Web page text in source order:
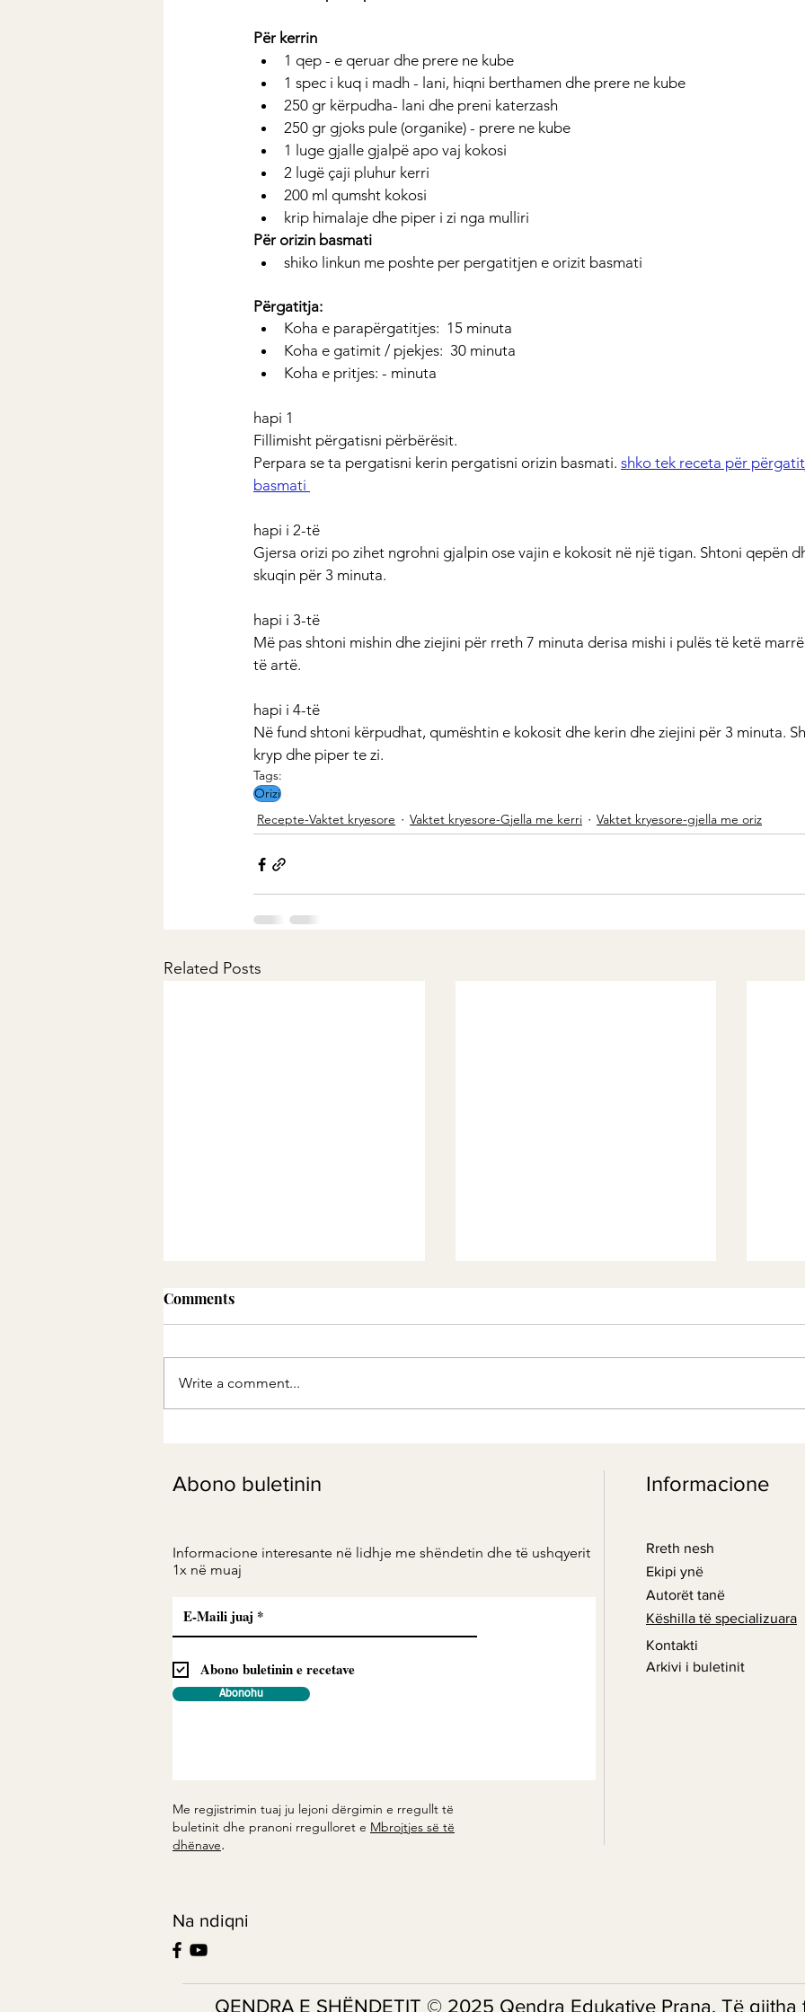
Për kerrin
1 qep - e qeruar dhe prere ne kube
1 spec i kuq i madh - lani, hiqni berthamen dhe prere ne kube
250 gr kërpudha- lani dhe preni katerzash
250 gr gjoks pule (organike) - prere ne kube
1 luge gjalle gjalpë apo vaj kokosi
2 lugë çaji pluhur kerri
200 ml qumsht kokosi
krip himalaje dhe piper i zi nga mulliri
Për orizin basmati
shiko linkun me poshte per pergatitjen e orizit basmati
Përgatitja:
Koha e parapërgatitjes:  15 minuta
Koha e gatimit / pjekjes:  30 minuta
Koha e pritjes: - minuta
hapi 1
Fillimisht përgatisni përbërësit.
Perpara se ta pergatisni kerin pergatisni orizin basmati. shko tek receta për
basmati
hapi i 2-të
Gjersa orizi po zihet ngrohni gjalpin ose vajin e kokosit në një tigan. Shtoni qepën
skuqin për 3 minuta.
hapi i 3-të
Më pas shtoni mishin dhe ziejini për rreth 7 minuta derisa mishi i pulës të ketë
të artë.
hapi i 4-të
Në fund shtoni kërpudhat, qumështin e kokosit dhe kerin dhe ziejini për 3 minuta.
kryp dhe piper te zi.
Tags:
Orizi
Recepte-Vaktet kryesore
Vaktet kryesore-Gjella me kerri Vaktet kryesore-gjella me oriz
Related Posts
Comments
Write a comment...
Abono buletinin
Informacione interesante në lidhje me shëndetin dhe të ushqyerit
1x në muaj
Abono buletinin e recetave
Abonohu
Me regjistrimin tuaj ju lejoni dërgimin e rregullt të
buletinit dhe pranoni rregulloret e Mbrojtjes së të
dhënave.
Informacione
Rreth nesh
Ekipi ynë
Autorët tanë
Këshilla të specializuara
Kontakti
Arkivi i buletinit
Na ndiqni
QENDRA E SHËNDETIT © 2025 Qendra Edukative Prana. Të gjitha